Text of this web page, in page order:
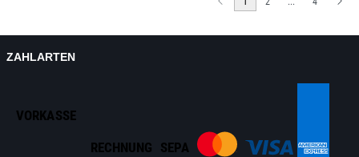
ZAHLARTEN
VORKASSE
RECHNUNG SEPA